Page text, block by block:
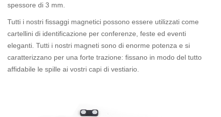
spessore di 3 mm.
Tutti i nostri fissaggi magnetici possono essere utilizzati come
cartellini di identificazione per conferenze, feste ed eventi
eleganti. Tutti i nostri magneti sono di enorme potenza e si
caratterizzano per una forte trazione: fissano in modo del tutto
affidabile le spille ai vostri capi di vestiario.